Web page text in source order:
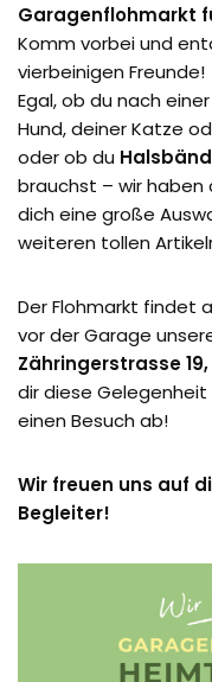
Garagenflohmarkt
Komm vorbei und
vierbeinigen Freunde!
Egal, ob du nach
Hund, deiner Katze
oder ob du
brauchst – wir
dich eine große
weiteren tollen
Der Flohmarkt findet
vor der Garage
Zähringerstrasse
dir diese
einen Besuch ab!
Wir freuen uns auf
Begleiter!